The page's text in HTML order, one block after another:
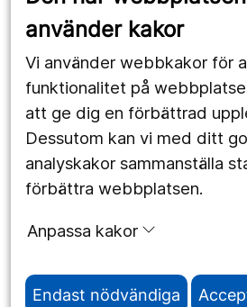
använder kakor
Vi använder webbkakor för
funktionalitet på
att ge dig en förbättrad
Dessutom kan vi med ditt
analyskakor sammanställa
förbättra webbplatsen.
Anpassa kakor
Endast nödvändiga
Länstrafiken
Utveckling
Följ oss
Facebook